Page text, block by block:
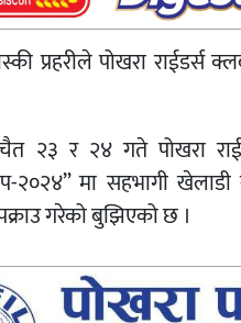
प्रहरीले पोखरा राईडर्स
२३ र २४ गते पोखरा
२०२४” मा सहभागी
गरेको बुझिएको छ ।